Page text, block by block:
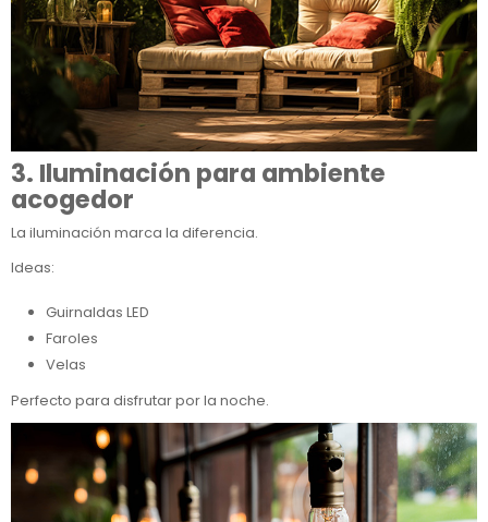
3. Iluminación para ambiente
acogedor
La iluminación marca la diferencia.
Ideas:
Guirnaldas LED
Faroles
Velas
Perfecto para disfrutar por la noche.